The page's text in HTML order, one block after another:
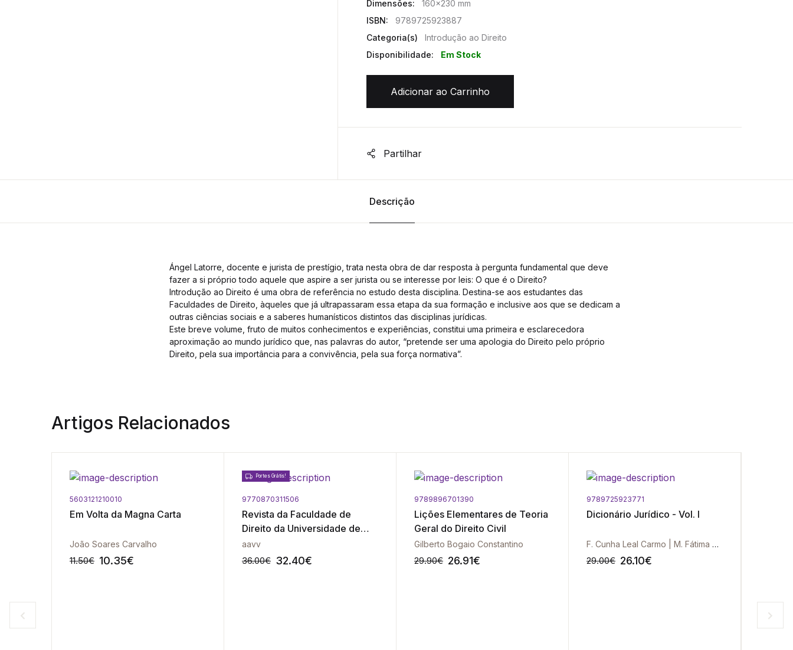
Dimensões:
160x230 mm
ISBN:
9789725923887
Categoria(s)
Introdução ao Direito
Disponibilidade:
Em Stock
Adicionar ao Carrinho
Partilhar
Descrição
Ángel Latorre, docente e jurista de prestígio, trata nesta obra de dar resposta à pergunta fundamental que deve
fazer a si próprio todo aquele que aspire a ser jurista ou se interesse por leis: O que é o Direito?
Introdução ao Direito é uma obra de referência no estudo desta disciplina. Destina-se aos estudantes das
Faculdades de Direito, àqueles que já ultrapassaram essa etapa da sua formação e inclusive aos que se dedicam a
outras ciências sociais e a saberes humanísticos distintos das disciplinas jurídicas.
Este breve volume, fruto de muitos conhecimentos e experiências, constitui uma primeira e esclarecedora
aproximação ao mundo jurídico que, nas palavras do autor, “pretende ser uma apologia do Direito pelo próprio
Direito, pela sua importância para a convivência, pela sua força normativa”.
Artigos Relacionados
5603121210010
Em Volta da Magna Carta
João Soares Carvalho
11.50€ 10.35€
Portes Grátis!
9770870311506
Revista da Faculdade de
Direito da Universidade de
Lisboa Vol. L - Nº 1 e 2
aavv
36.00€ 32.40€
9789896701390
Lições Elementares de Teoria
Geral do Direito Civil
Gilberto Bogaio Constantino
29.90€ 26.91€
9789725923771
Dicionário Jurídico - Vol. I
F. Cunha Leal Carmo | M. Fátima Oliveira
29.00€ 26.10€